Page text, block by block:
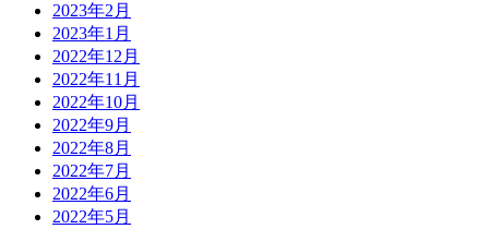
2023年2月
2023年1月
2022年12月
2022年11月
2022年10月
2022年9月
2022年8月
2022年7月
2022年6月
2022年5月